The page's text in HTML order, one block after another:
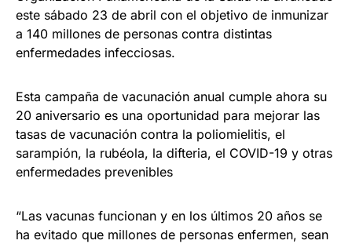
este sábado 23 de abril con el objetivo de inmunizar
a 140 millones de personas contra distintas
enfermedades infecciosas.
Esta campaña de vacunación anual cumple ahora su
20 aniversario es una oportunidad para mejorar las
tasas de vacunación contra la poliomielitis, el
sarampión, la rubéola, la difteria, el COVID-19 y otras
enfermedades prevenibles
“Las vacunas funcionan y en los últimos 20 años se
ha evitado que millones de personas enfermen, sean